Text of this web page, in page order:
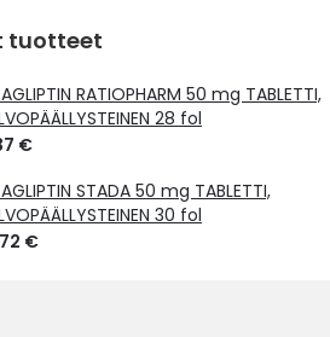
tuotteet
RATIOPHARM 50 mg TABLETTI,
28 fol
€
STADA 50 mg TABLETTI,
30 fol
€